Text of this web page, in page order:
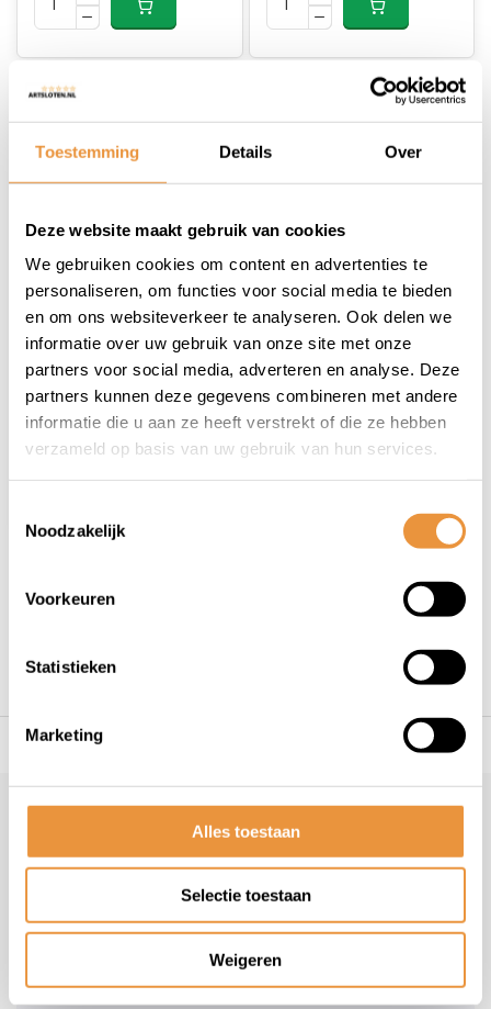
Toestemming Details Over
Deze website maakt gebruik van cookies
We gebruiken cookies om content en advertenties te
personaliseren, om functies voor social media te bieden
en om ons websiteverkeer te analyseren. Ook delen we
informatie over uw gebruik van onze site met onze
partners voor social media, adverteren en analyse. Deze
partners kunnen deze gegevens combineren met andere
informatie die u aan ze heeft verstrekt of die ze hebben
verzameld op basis van uw gebruik van hun services.
Noodzakelijk
Voorkeuren
Statistieken
Marketing
Alles toestaan
Selectie toestaan
Weigeren
(0)
Scooter/motorslot
ART-4 180cm Alarm
MBT4076
Op voorraad
139,95
voor uw tweewieler Niet goed = geld
Veelgestelde vragen
+31 78 780 2330
info@artsloten.nl